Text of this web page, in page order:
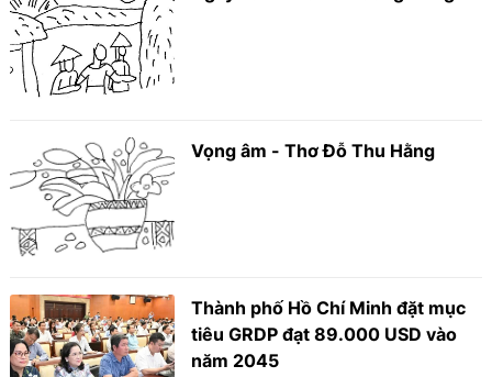
Vọng âm - Thơ Đỗ Thu Hằng
Thành phố Hồ Chí Minh đặt mục
tiêu GRDP đạt 89.000 USD vào
năm 2045